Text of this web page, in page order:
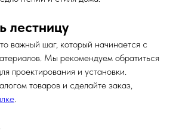
лестницу
важный шаг, который начинается с
Мы рекомендуем обратиться
проектирования и установки.
товаров и сделайте заказ,
.